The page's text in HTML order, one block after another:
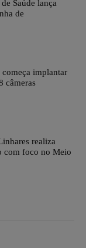
Saúde lança
de
implantar
câmeras
realiza
com foco no Meio